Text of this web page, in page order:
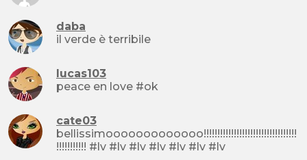
daba
il verde è terribile
lucas103
peace en love #ok
cate03
bellissimooooooooooooo!!!!!!!!!!!!!!!!!!!!!!!!!!!!!!!!!!
!!!!!!!!!!! #lv #lv #lv #lv #lv #lv #lv